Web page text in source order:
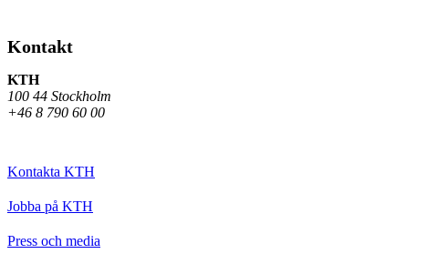
Kontakt
KTH
100 44 Stockholm
+46 8 790 60 00
Kontakta KTH
Jobba på KTH
Press och media